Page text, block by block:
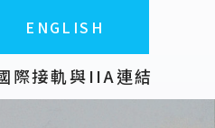
搜索ENGLISH
際接軌與IIA連結